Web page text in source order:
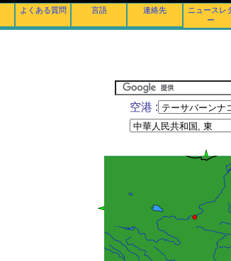
よくある質問 言語 連絡先
ニュースレ
ー
空港 :